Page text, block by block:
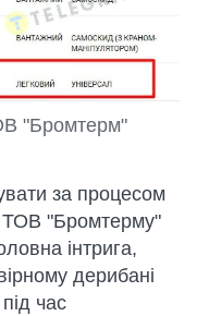
"Бромтерм"
за процесом
ТОВ "Бромтерму"
інтрига,
дерибані
час